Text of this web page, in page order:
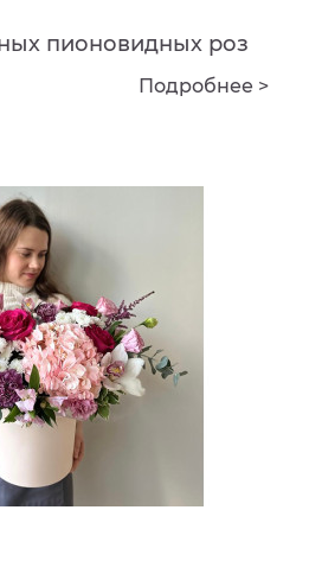
пионовидных роз
Подробнее >